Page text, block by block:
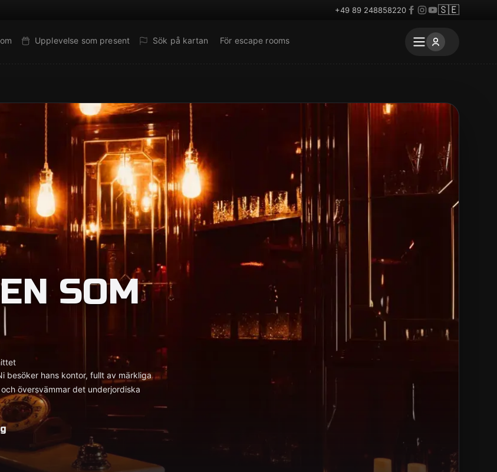
+49 89 248858220 🇸🇪
Upplevelse som present Sök på kartan För escape rooms
SOM
besöker hans kontor, fullt av märkliga
översvämmar det underjordiska